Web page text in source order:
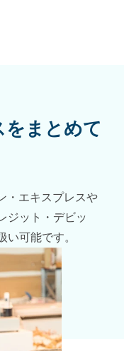
を まとめて
・エキスプレスや
ジット・デビッ
い可能です。